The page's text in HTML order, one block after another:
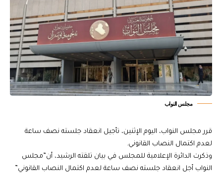
مجلس النواب
قرر مجلس النواب، اليوم الإثنين، تأجيل انعقاد جلسته نصف ساعة
لعدم اكتمال النصاب القانوني.
وذكرت الدائرة الإعلامية للمجلس في بيان تلقته الرشيد، أن”مجلس
النواب أجل انعقاد جلسته نصف ساعة لعدم اكتمال النصاب القانوني”